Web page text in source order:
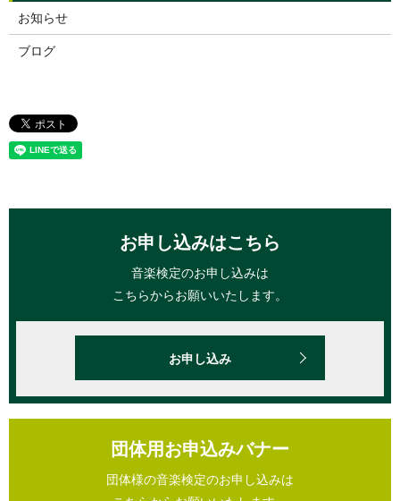
お知らせ
ブログ
お申し込みはこちら
音楽検定のお申し込みは
こちらからお願いいたします。
お申し込み
団体用お申込みバナー
団体様の音楽検定のお申し込みは